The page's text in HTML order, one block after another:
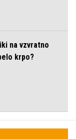
na vzvratno
krpo?